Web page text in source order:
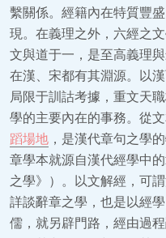
繫關係。經籍內在特質豐
現。在義理之外，六經之
文與道于一，是至高義理
在漢、宋都有其淵源。以
局限于訓詁考據，重文天
學的主要內在的事務。從
蹈場地 ，是漢代章句之學
章學本就源自漢代經學中
之學》）。以文解經，可
詳談辭章之學，也是以經
儒，就另辟門路，經由過